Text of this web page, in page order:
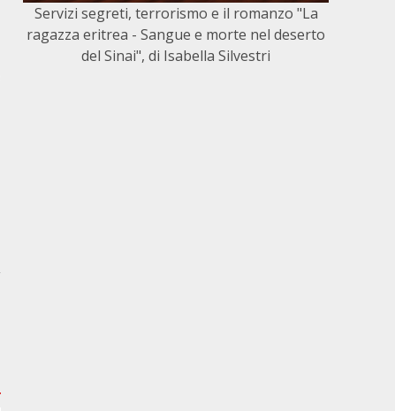
Servizi segreti, terrorismo e il romanzo "La
ragazza eritrea - Sangue e morte nel deserto
del Sinai", di Isabella Silvestri